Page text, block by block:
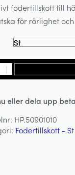
fodertillskott till
för rörlighet
eller dela upp
HP.50901010
Fodertillskott -